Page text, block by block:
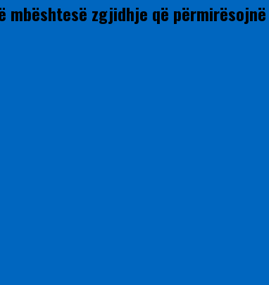
mbështesë zgjidhje që